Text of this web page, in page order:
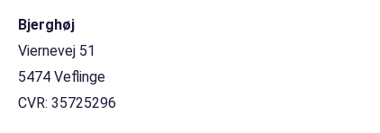
Bjerghøj
Viernevej 51
5474 Veflinge
CVR: 35725296